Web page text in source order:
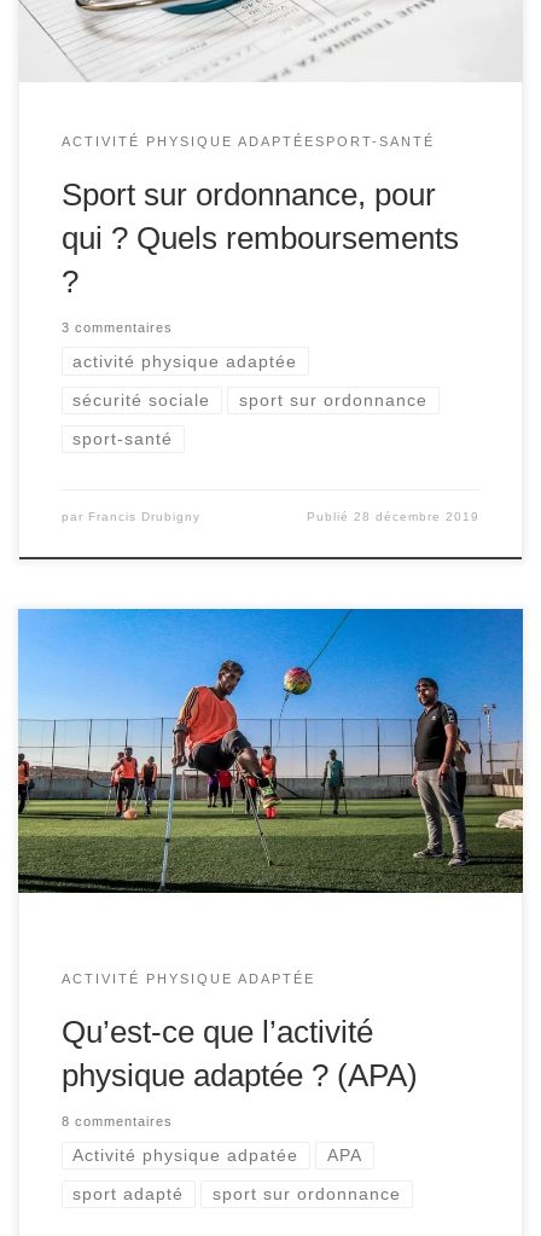
traitement particulier. Dans le parcours de soins […]
ACTIVITÉ PHYSIQUE ADAPTÉESPORT-SANTÉ
Sport sur ordonnance, pour
qui ? Quels remboursements
?
3 commentaires
activité physique adaptée
sécurité sociale sport sur ordonnance
sport-santé
par Francis Drubigny Publié28 décembre 2019
Également appelées « Sport Santé », les activités
physiques adaptées (APA) recouvrent l’ensemble des
activités physiques et sportives adaptées aux capacités
des individus (enfants ou adultes) atteints de maladie
chronique ou de handicap. L’objectif principal des APA est
de prévenir l’apparition ou l’aggravation de maladies,
d’augmenter l’autonomie et la qualité de vie des patients,
voire de […]
ACTIVITÉ PHYSIQUE ADAPTÉE
Qu’est-ce que l’activité
physique adaptée ? (APA)
8 commentaires
Activité physique adpatée APA
sport adapté sport sur ordonnance